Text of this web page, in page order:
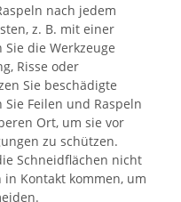
nach jedem
z. B. mit einer
die Werkzeuge
Risse oder
Sie beschädigte
Feilen und Raspeln
Ort, um sie vor
zu schützen.
Schneidflächen nicht
Kontakt kommen, um